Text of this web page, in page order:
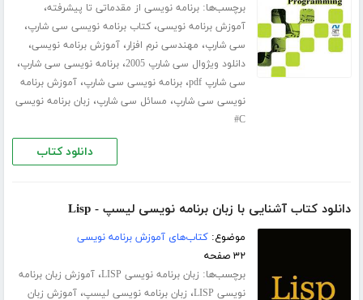
برچسب‌ها:برنامه نویسی از مقدماتی تا پیشرفته،
آموزش برنامه نویسی،کتاب برنامه نویسی سی شارپ،
سی شارپ، مهندسی نرم افزار،آموزش برنامه نویسی،
دانلود ویژوال سی شارپ 2005 ،برنامه نویسی سی شارپ،
سی شارپ pdf ،برنامه نویسی سی شارپ،آموزش برنامه
نویسی سی شارپ، مسائل سی شارپ، زبان برنامه نویسی
C#
دانلود کتاب
دانلود کتاب آشنایی با زبان برنامه نویسی لیسپ - Lisp
موضوع:کتاب‌های آموزش برنامه نویسی
۳۲ صفحه
برچسب‌ها: زبان برنامه نویسی LISP ،آموزش زبان برنامه
نویسی LISP
، زبان برنامه نویسی لیسپ،آموزش زبان